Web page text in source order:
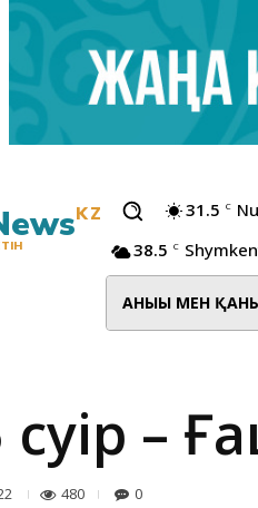
KZ 31.5 C
38.5 C
АНЫҒЫ МЕН
сәуір –
480 0